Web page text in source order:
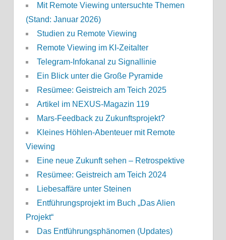
Mit Remote Viewing untersuchte Themen
(Stand: Januar 2026)
Studien zu Remote Viewing
Remote Viewing im KI-Zeitalter
Telegram-Infokanal zu Signallinie
Ein Blick unter die Große Pyramide
Resümee: Geistreich am Teich 2025
Artikel im NEXUS-Magazin 119
Mars-Feedback zu Zukunftsprojekt?
Kleines Höhlen-Abenteuer mit Remote
Viewing
Eine neue Zukunft sehen – Retrospektive
Resümee: Geistreich am Teich 2024
Liebesaffäre unter Steinen
Entführungsprojekt im Buch „Das Alien
Projekt“
Das Entführungsphänomen (Updates)